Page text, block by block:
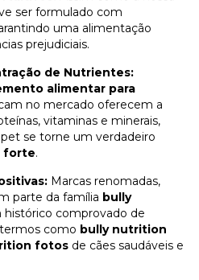
ser formulado com
uma alimentação
prejudiciais.
de Nutrientes:
alimentar para
no mercado oferecem a
vitaminas e minerais,
se torne um verdadeiro
forte.
Marcas renomadas,
parte da família bully
histórico comprovado de
como bully nutrition
fotos de cães saudáveis e